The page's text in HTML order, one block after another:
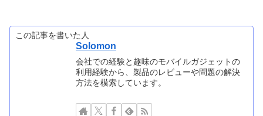
この記事を書いた人
Solomon
会社での経験と趣味のモバイルガジェットの
利用経験から、製品のレビューや問題の解決
方法を模索しています。